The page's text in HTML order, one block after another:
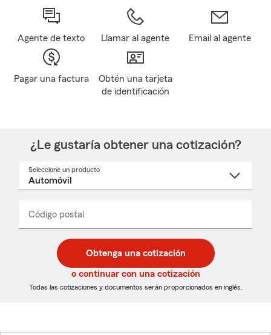
Agente de texto Llamar al agente Email al agente
Pagar una factura
Obtén una tarjeta
de identificación
¿Le gustaría obtener una cotización?
Seleccione un producto
desplegable
Código postal
de
5
dígitos
de
5
dígitos
_____
Obtenga una cotización
o continuar con una cotización
Todas las cotizaciones y documentos serán proporcionados en inglés.